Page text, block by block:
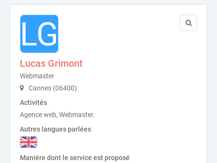
Lucas Grimont
Webmaster
Cannes (06400)
Activités
Agence web, Webmaster.
Autres langues parlées
Manière dont le service est proposé